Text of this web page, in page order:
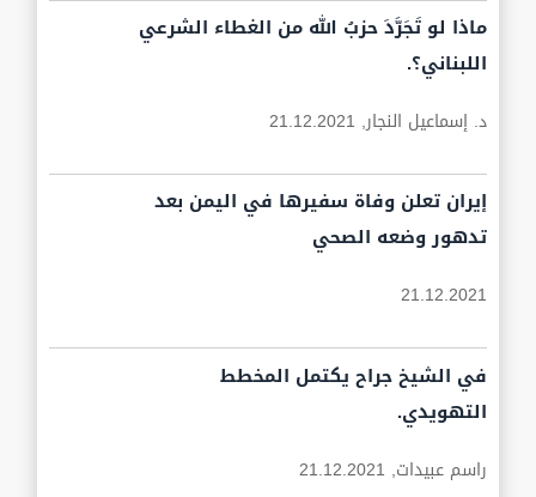
ماذا لو تَجَرَّدَ حزبُ الله من الغطاء الشرعي
اللبناني؟.
د. إسماعيل النجار, 21.12.2021
إيران تعلن وفاة سفيرها في اليمن بعد
تدهور وضعه الصحي
21.12.2021
في الشيخ جراح يكتمل المخطط
التهويدي.
راسم عبيدات, 21.12.2021